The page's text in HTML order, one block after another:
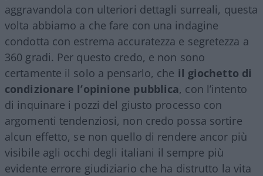
aggravandola con ulteriori dettagli surreali, questa
volta abbiamo a che fare con una indagine
condotta con estrema accuratezza e segretezza a
360 gradi. Per questo credo, e non sono
certamente il solo a pensarlo, che il giochetto di
condizionare l’opinione pubblica, con l’intento
di inquinare i pozzi del giusto processo con
argomenti tendenziosi, non credo possa sortire
alcun effetto, se non quello di rendere ancor più
visibile agli occhi degli italiani il sempre più
evidente errore giudiziario che ha distrutto la vita